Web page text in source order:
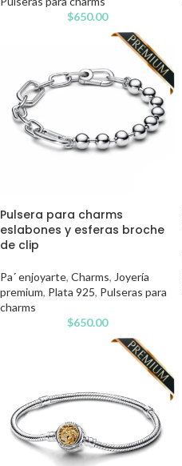
$650.00
Pulsera para charms
eslabones y esferas broche
de clip
Pa´ enjoyarte, Charms, Joyería
premium, Plata 925, Pulseras para
charms
$650.00